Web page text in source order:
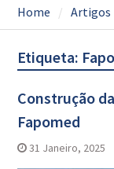
Home Artigos
Etiqueta:
Construção
Fapomed
31 Janeiro, 2025